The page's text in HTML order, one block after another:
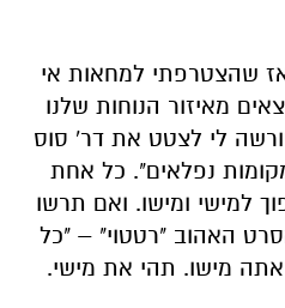
שהצטרפתי למחאות אי
יוצאים מאיזור הנוחות שלנו
לי לצטט את דר' סוס
נפלאים". כל אחת
למישי ומישו. ואם תרשו
האהוב "רטטוי" – "כל
מישו. תהי את מישי.